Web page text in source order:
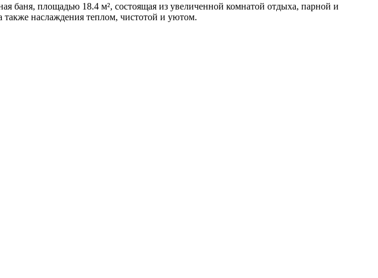
баня, площадью 18.4 м², состоящая из увеличенной комнатой отдыха, парной и
также наслаждения теплом, чистотой и уютом.